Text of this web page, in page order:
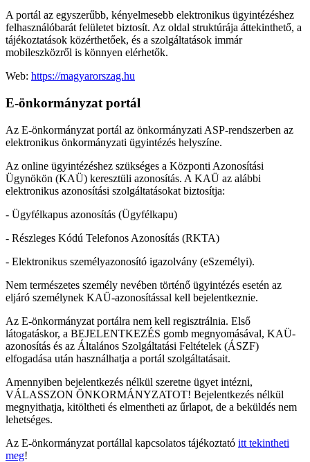
A portál az egyszerűbb, kényelmesebb elektronikus ügyintézéshez
felhasználóbarát felületet biztosít. Az oldal struktúrája áttekinthető, a
tájékoztatások közérthetőek, és a szolgáltatások immár
mobileszközről is könnyen elérhetők.
Web: https://magyarorszag.hu
E-önkormányzat portál
Az E-önkormányzat portál az önkormányzati ASP-rendszerben az
elektronikus önkormányzati ügyintézés helyszíne.
Az online ügyintézéshez szükséges a Központi Azonosítási
Ügynökön (KAÜ) keresztüli azonosítás. A KAÜ az alábbi
elektronikus azonosítási szolgáltatásokat biztosítja:
- Ügyfélkapus azonosítás (Ügyfélkapu)
- Részleges Kódú Telefonos Azonosítás (RKTA)
- Elektronikus személyazonosító igazolvány (eSzemélyi).
Nem természetes személy nevében történő ügyintézés esetén az
eljáró személynek KAÜ-azonosítással kell bejelentkeznie.
Az E-önkormányzat portálra nem kell regisztrálnia. Első
látogatáskor, a BEJELENTKEZÉS gomb megnyomásával, KAÜ-
azonosítás és az Általános Szolgáltatási Feltételek (ÁSZF)
elfogadása után használhatja a portál szolgáltatásait.
Amennyiben bejelentkezés nélkül szeretne ügyet intézni,
VÁLASSZON ÖNKORMÁNYZATOT! Bejelentkezés nélkül
megnyithatja, kitöltheti és elmentheti az űrlapot, de a beküldés nem
lehetséges.
Az E-önkormányzat portállal kapcsolatos tájékoztató itt tekintheti
meg!